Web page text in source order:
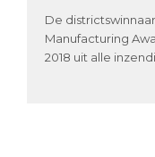
De
Manufacturing
2018 uit alle